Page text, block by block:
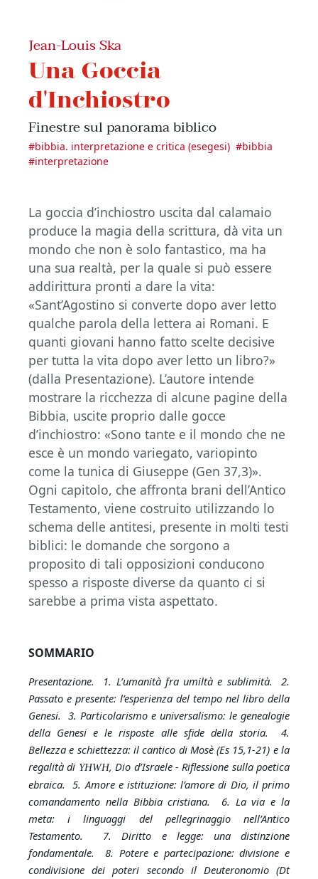
Jean-Louis Ska
Una Goccia
d'Inchiostro
Finestre sul panorama biblico
#bibbia. interpretazione e critica (esegesi) #bibbia
#interpretazione
La goccia d’inchiostro uscita dal calamaio
produce la magia della scrittura, dà vita un
mondo che non è solo fantastico, ma ha
una sua realtà, per la quale si può essere
addirittura pronti a dare la vita:
«Sant’Agostino si converte dopo aver letto
qualche parola della lettera ai Romani. E
quanti giovani hanno fatto scelte decisive
per tutta la vita dopo aver letto un libro?»
(dalla Presentazione). L’autore intende
mostrare la ricchezza di alcune pagine della
Bibbia, uscite proprio dalle gocce
d’inchiostro: «Sono tante e il mondo che ne
esce è un mondo variegato, variopinto
come la tunica di Giuseppe (Gen 37,3)».
Ogni capitolo, che affronta brani dell’Antico
Testamento, viene costruito utilizzando lo
schema delle antitesi, presente in molti testi
biblici: le domande che sorgono a
proposito di tali opposizioni conducono
spesso a risposte diverse da quanto ci si
sarebbe a prima vista aspettato.
SOMMARIO
Presentazione. 1. L’umanità fra umiltà e sublimità. 2.
Passato e presente: l’esperienza del tempo nel libro della
Genesi. 3. Particolarismo e universalismo: le genealogie
della Genesi e le risposte alle sfide della storia. 4.
Bellezza e schiettezza: il cantico di Mosè (Es 15,1-21) e la
regalità di YHWH, Dio d’Israele - Riflessione sulla poetica
ebraica. 5. Amore e istituzione: l’amore di Dio, il primo
comandamento nella Bibbia cristiana. 6. La via e la
meta: i linguaggi del pellegrinaggio nell’Antico
Testamento. 7. Diritto e legge: una distinzione
fondamentale. 8. Potere e partecipazione: divisione e
condivisione dei poteri secondo il Deuteronomio (Dt